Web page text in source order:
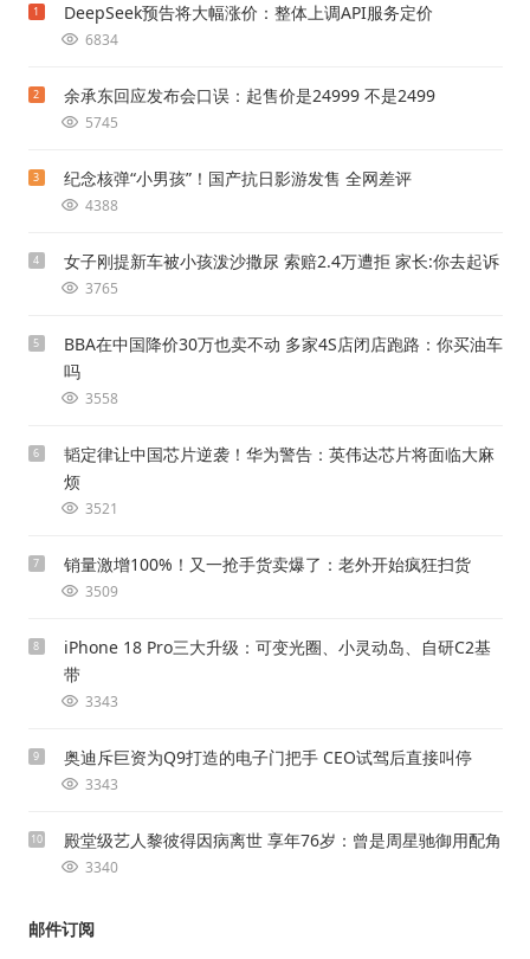
1 DeepSeek预告将大幅涨价：整体上调API服务定价
6834
2 余承东回应发布会口误：起售价是24999 不是2499
5745
3 纪念核弹“小男孩”！国产抗日影游发售 全网差评
4388
4 女子刚提新车被小孩泼沙撒尿 索赔2.4万遭拒 家长:你去起诉
3765
5
BBA在中国降价30万也卖不动 多家4S店闭店跑路：你买油车
吗
3558
6
韬定律让中国芯片逆袭！华为警告：英伟达芯片将面临大麻
烦
3521
7 销量激增100%！又一抢手货卖爆了：老外开始疯狂扫货
3509
8
iPhone 18 Pro三大升级：可变光圈、小灵动岛、自研C2基
带
3343
9 奥迪斥巨资为Q9打造的电子门把手 CEO试驾后直接叫停
3343
10 殿堂级艺人黎彼得因病离世 享年76岁：曾是周星驰御用配角
3340
邮件订阅